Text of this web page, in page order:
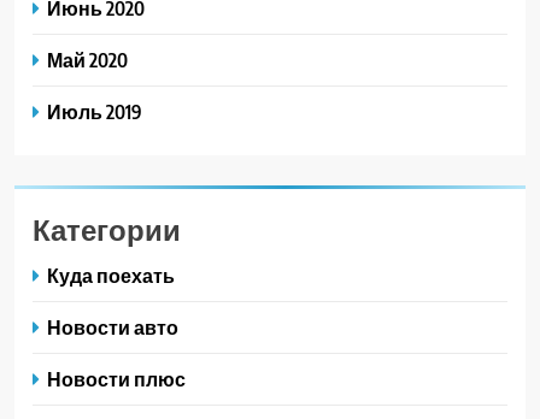
Июнь 2020
Май 2020
Июль 2019
Категории
Куда поехать
Новости авто
Новости плюс